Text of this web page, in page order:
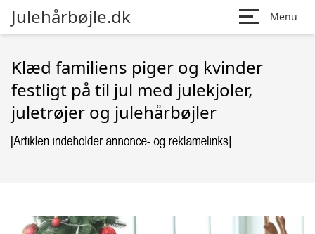
Julehårbøjle.dk Menu
Klæd familiens piger og kvinder
festligt på til jul med julekjoler,
juletrøjer og julehårbøjler